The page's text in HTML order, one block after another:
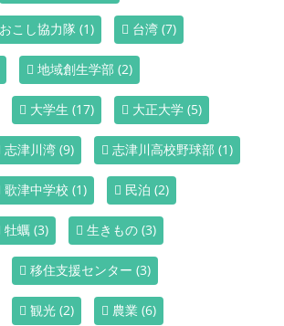
こし協力隊 (1) 台湾 (7)
地域創生学部 (2)
大学生 (17) 大正大学 (5)
志津川湾 (9) 志津川高校野球部 (1)
歌津中学校 (1) 民泊 (2)
牡蠣 (3) 生きもの (3)
移住支援センター (3)
観光 (2) 農業 (6)